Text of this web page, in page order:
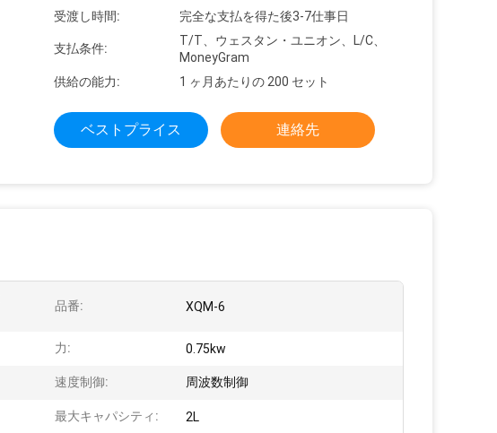
受渡し時間:
完全な支払を得た後3-7仕事日
支払条件:
T/T、ウェスタン・ユニオン、L/C、
MoneyGram
供給の能力:
1 ヶ月あたりの 200 セット
ベストプライス 連絡先
品番: XQM-6
力: 0.75kw
速度制御: 周波数制御
最大キャパシティ: 2L